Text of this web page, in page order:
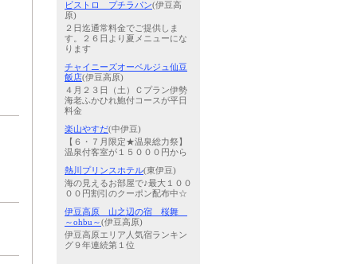
ビストロ プチラパン(伊豆高
原)
２日迄通常料金でご提供しま
す。２６日より夏メニューにな
ります
チャイニーズオーベルジュ仙豆
飯店(伊豆高原)
４月２３日（土）Ｃプラン伊勢
海老ふかひれ鮑付コースが平日
料金
楽山やすだ(中伊豆)
【６・７月限定★温泉総力祭】
温泉付客室が１５０００円から
熱川プリンスホテル(東伊豆)
海の見えるお部屋で♪最大１００
００円割引のクーポン配布中☆
伊豆高原 山之辺の宿 桜舞
～ohbu～(伊豆高原)
伊豆高原エリア人気宿ランキン
グ９年連続第１位